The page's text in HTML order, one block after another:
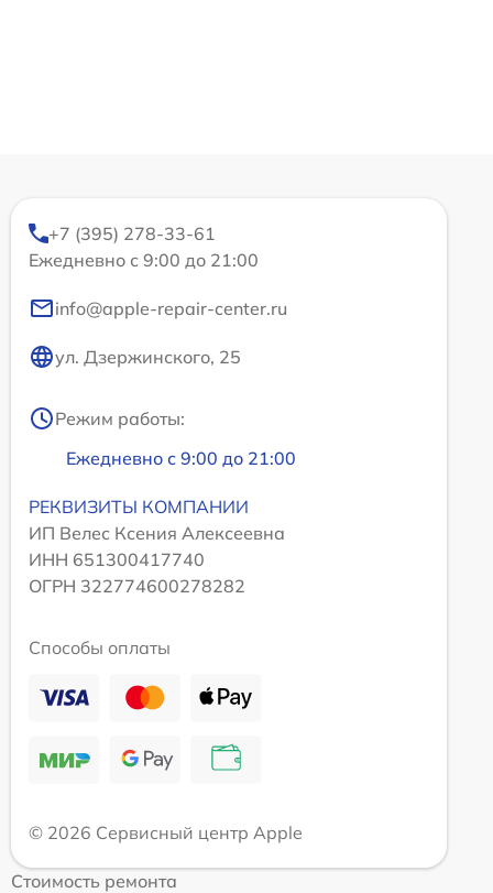
+7 (395) 278-33-61
Ежедневно с 9:00 до 21:00
info@apple-repair-center.ru
ул. Дзержинского, 25
Режим работы:
Ежедневно с 9:00 до 21:00
РЕКВИЗИТЫ КОМПАНИИ
ИП Велес Ксения Алексеевна
ИНН 651300417740
ОГРН 322774600278282
Способы оплаты
© 2026 Сервисный центр Apple
Стоимость ремонта